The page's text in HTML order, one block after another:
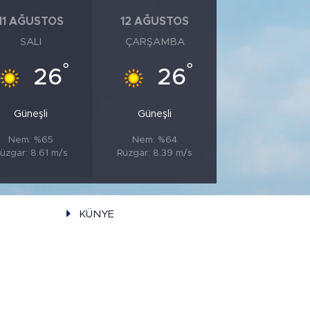
AĞUSTOS
SALI
26°
Güneşli
Nem: %65
8.61 m/s
12 AĞUSTOS
ÇARŞAMBA
26°
Güneşli
Nem: %64
Rüzgar: 8.39 m/s
KÜNYE